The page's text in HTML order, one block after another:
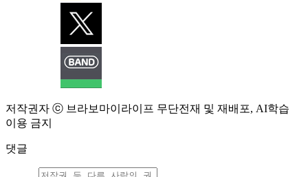
저작권자 ⓒ 브라보마이라이프 무단전재 및 재배포, AI학습
이용 금지
댓글